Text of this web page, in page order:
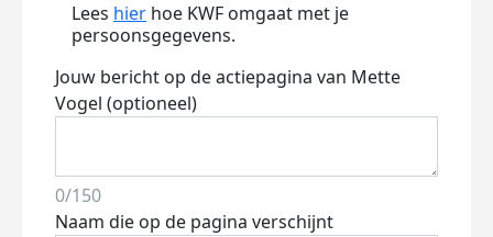
Lees hier hoe KWF omgaat met je
persoonsgegevens.
Jouw bericht op de actiepagina van Mette
Vogel (optioneel)
0/150
Naam die op de pagina verschijnt